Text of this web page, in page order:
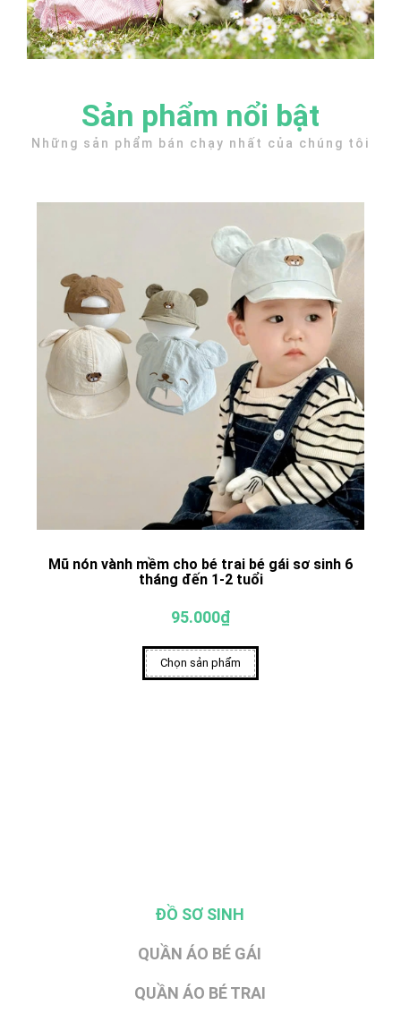
Sản phẩm nổi bật
Những sản phẩm bán chạy nhất của chúng tôi
Mũ nón vành mềm cho bé trai bé gái sơ sinh 6
tháng đến 1-2 tuổi
95.000₫
Chọn sản phẩm
ĐỒ SƠ SINH
QUẦN ÁO BÉ GÁI
QUẦN ÁO BÉ TRAI